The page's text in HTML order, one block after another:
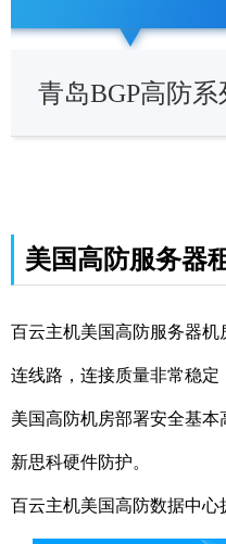
青岛BGP高防系
美国高防服务器
百云主机美国高防服务器机
连线路，连接质量非常稳
美国高防机房部署安全基
新思科硬件防护。
百云主机美国高防数据中